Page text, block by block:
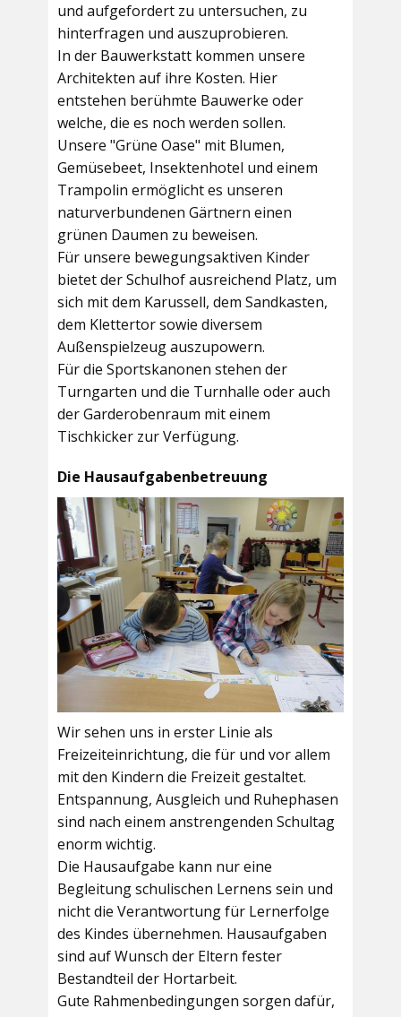
und aufgefordert zu untersuchen, zu
hinterfragen und auszuprobieren.
In der Bauwerkstatt kommen unsere
Architekten auf ihre Kosten. Hier
entstehen berühmte Bauwerke oder
welche, die es noch werden sollen.
Unsere "Grüne Oase" mit Blumen,
Gemüsebeet, Insektenhotel und einem
Trampolin ermöglicht es unseren
naturverbundenen Gärtnern einen
grünen Daumen zu beweisen.
Für unsere bewegungsaktiven Kinder
bietet derSchulhofausreichend Platz, um
sich mit dem Karussell, dem Sandkasten,
dem Klettertor sowie diversem
Außenspielzeug auszupowern.
Für die Sportskanonen stehen der
Turngarten und die Turnhalle oder auch
derGarderobenraum mit einem
Tischkicker zur Verfügung.
Die Hausaufgabenbetreuung
Wir sehen uns in erster Linie als
Freizeiteinrichtung, die für und vor allem
mit den Kindern die Freizeit gestaltet.
Entspannung, Ausgleich und Ruhephasen
sind nach einem anstrengenden Schultag
enorm wichtig.
Die Hausaufgabe kann nur eine
Begleitung schulischen Lernens sein und
nicht die Verantwortung für Lernerfolge
des Kindes übernehmen. Hausaufgaben
sind auf Wunsch der Eltern fester
Bestandteil der Hortarbeit.
Gute Rahmenbedingungen sorgen dafür,